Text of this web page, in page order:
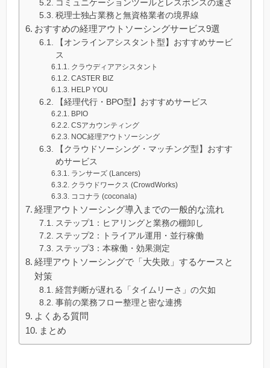
コミュニケーションツールとレスポンスの速さ
税理士独占業務と無資格業者の境界線
おすすめの経理アウトソーシングサービス9選
【オンラインアシスタント型】おすすめサービ
ス
クラウディアアシスタント
CASTER BIZ
HELP YOU
【経理代行・BPO型】おすすめサービス
BPIO
CSアカウンティング
NOC経理アウトソーシング
【クラウドソーシング・マッチング型】おすす
めサービス
ランサーズ (Lancers)
クラウドワークス (CrowdWorks)
ココナラ (coconala)
経理アウトソーシング導入までの一般的な流れ
ステップ1：ヒアリングと業務の棚卸し
ステップ2：トライアル運用・並行稼働
ステップ3：本稼働・効果測定
経理アウトソーシングで「大失敗」するケースと
対策
経営判断が遅れる「タイムリーさ」の欠如
事前の業務フロー整理と密な連携
よくある質問
まとめ